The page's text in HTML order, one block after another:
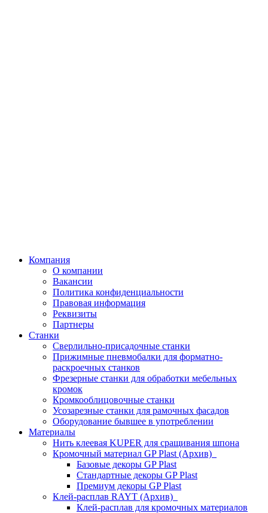
Компания
О компании
Вакансии
Политика конфиденциальности
Правовая информация
Реквизиты
Партнеры
Станки
Сверлильно-присадочные станки
Прижимные пневмобалки для форматно-
раскроечных станков
Фрезерные станки для обработки мебельных
кромок
Кромкооблицовочные станки
Усозарезные станки для рамочных фасадов
Оборудование бывшее в употреблении
Материалы
Нить клеевая KUPER для сращивания шпона
Кромочный материал GP Plast (Архив)
Базовые декоры GP Plast
Стандартные декоры GP Plast
Премиум декоры GP Plast
Клей-расплав RAYT (Архив)
Клей-расплав для кромочных материалов